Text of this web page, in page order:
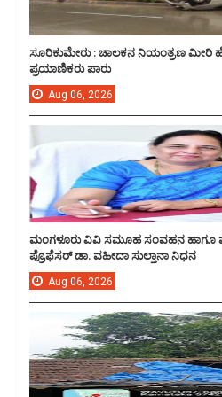
ಸೂರಿಕುಮೇರು : ಚಾಲಕನ ನಿಯಂತ್ರಣ ಮೀರಿ
ಪ್ರಯಾಣಿಕರು ಪಾರು
Aug 06, 2026
ಮಂಗಳೂರು ವಿವಿ ಸಮೂಹ ಸಂವಹನ ಹಾಗೂ
ಪ್ರೊಫೆಸರ್ ಡಾ. ವಹೀದಾ ಸುಲ್ತಾನಾ ನಿಧನ
Aug 06, 2026